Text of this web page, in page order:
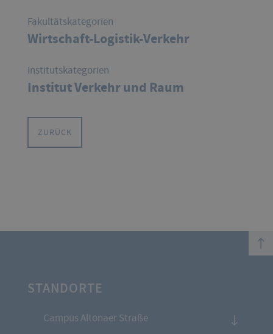
Fakultätskategorien
Wirtschaft-Logistik-Verkehr
Institutskategorien
Institut Verkehr und Raum
ZURÜCK
top
STANDORTE
Campus Altonaer Straße